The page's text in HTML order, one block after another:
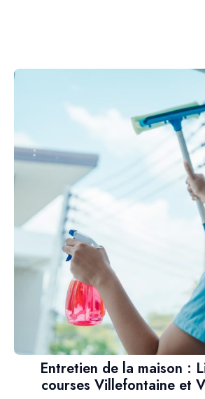
Entretien de la maison :
courses Villefontaine et